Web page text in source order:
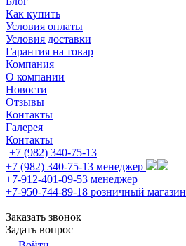
Как купить
Условия оплаты
Условия доставки
Гарантия на товар
Компания
О компании
Новости
Отзывы
Контакты
Галерея
Контакты
+7 (982) 340-75-13
+7 (982) 340-75-13 менеджер
+7-912-401-09-53 менеджер
+7-950-744-89-18 розничный магазин
Заказать звонок
Задать вопрос